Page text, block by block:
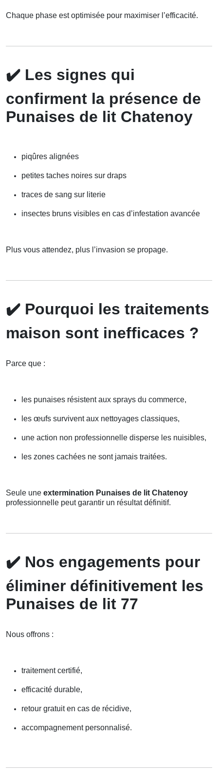
Chaque phase est optimisée pour maximiser l’efficacité.
✔️ Les signes qui
confirment la présence de
Punaises de lit Chatenoy
piqûres alignées
petites taches noires sur draps
traces de sang sur literie
insectes bruns visibles en cas d’infestation avancée
Plus vous attendez, plus l’invasion se propage.
✔️ Pourquoi les traitements
maison sont inefficaces ?
Parce que :
les punaises résistent aux sprays du commerce,
les œufs survivent aux nettoyages classiques,
une action non professionnelle disperse les nuisibles,
les zones cachées ne sont jamais traitées.
Seule une extermination Punaises de lit Chatenoy
professionnelle peut garantir un résultat définitif.
✔️ Nos engagements pour
éliminer définitivement les
Punaises de lit 77
Nous offrons :
traitement certifié,
efficacité durable,
retour gratuit en cas de récidive,
accompagnement personnalisé.